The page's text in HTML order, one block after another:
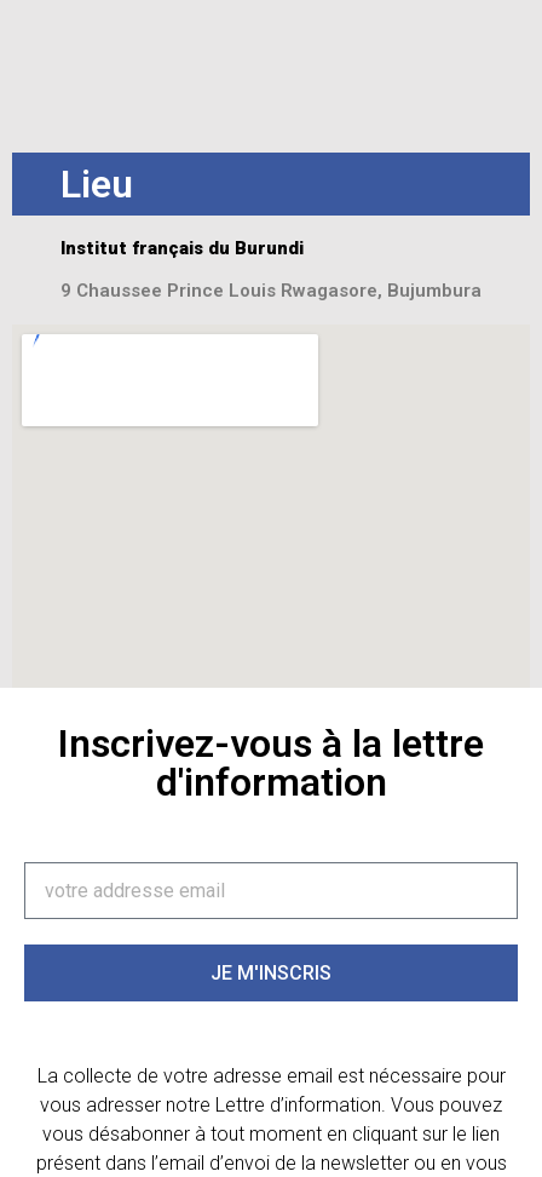
Lieu
Institut français du Burundi
9 Chaussee Prince Louis Rwagasore, Bujumbura
Inscrivez-vous à la lettre
d'information
JE M'INSCRIS
La collecte de votre adresse email est nécessaire pour
vous adresser notre Lettre d’information. Vous pouvez
vous désabonner à tout moment en cliquant sur le lien
présent dans l’email d’envoi de la newsletter ou en vous